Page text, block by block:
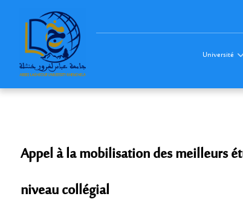
Université
Appel à la mobilisation des meilleurs
niveau collégial